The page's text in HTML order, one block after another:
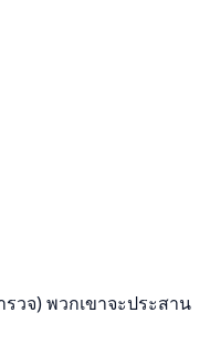
วจ) พวกเขาจะประสาน